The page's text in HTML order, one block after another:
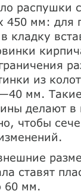
распушки
450 мм: для
кладку
из
мм.
делают в
чтобы
ставят
60 мм.